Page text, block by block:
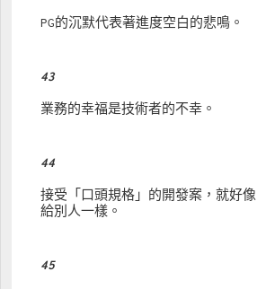
PG的沉默代表著進度空白的悲鳴。
43
業務的幸福是技術者的不幸。
44
接受「口頭規格」的開發案，就好
給別人一樣。
45